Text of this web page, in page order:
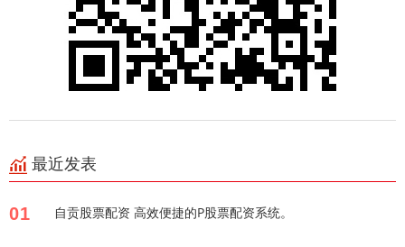
最近发表
01 自贡股票配资 高效便捷的P股票配资系统。